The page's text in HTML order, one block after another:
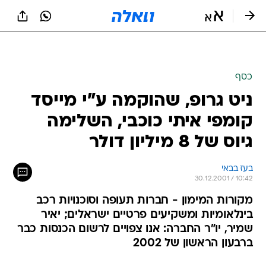
כסף
ניט גרופ, שהוקמה ע"י מייסד
קומפי איתי כוכבי, השלימה
גיוס של 8 מיליון דולר
בעז בבאי
30.12.2001 / 10:42
מקורות המימון - חברות תעופה וסוכנויות רכב
בינלאומיות ומשקיעים פרטיים ישראלים; יאיר
שמיר, יו"ר החברה: אנו צפויים לרשום הכנסות כבר
ברבעון הראשון של 2002